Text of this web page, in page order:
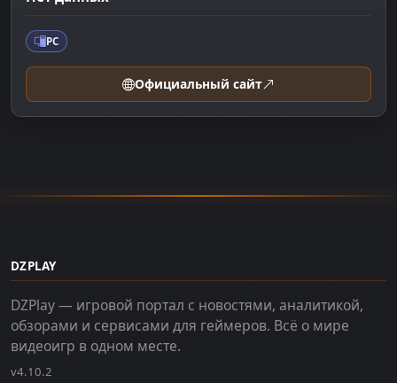
PC
Официальный сайт
DZPLAY
DZPlay — игровой портал с новостями, аналитикой,
обзорами и сервисами для геймеров. Всё о мире
видеоигр в одном месте.
v4.10.2